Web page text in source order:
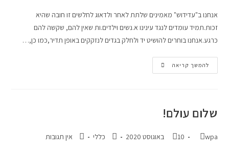
אנחנו ב"עדידוש" מאמינים שלתת לאחר ולדאוג לחלשים זו חובה שהיא
זכות.תמיד עומדים לנגד עינינו א.נשים וילדים.ות שאין להם, שקשה להם
כרגע.אנחנו בוחרים להושיט יד ולחלק בגדים לנזקקים באופן תדיר,כמו כן,…
להמשך קריאה
שלום עולם!
wpa 10 באוגוסט 2020 כללי אין תגובות